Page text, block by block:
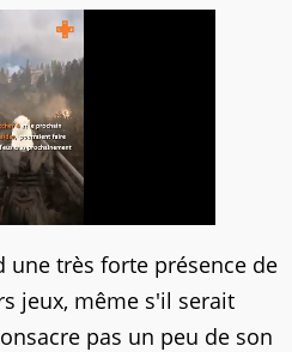
une très forte présence de
jeux, même s'il serait
pas un peu de son